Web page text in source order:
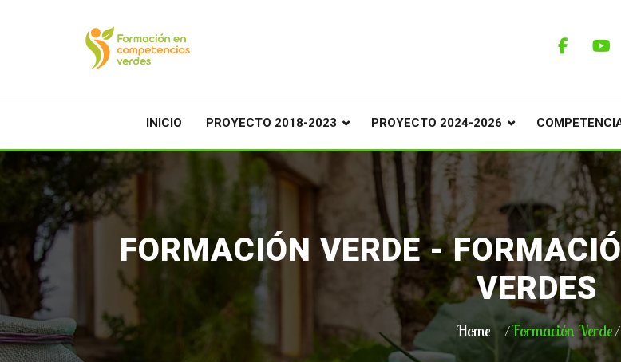
INICIO PROYECTO 2018-2023 PROYECTO 2024-2026
FORMACIÓN VERDE -
VERDES
Home Formación Verde